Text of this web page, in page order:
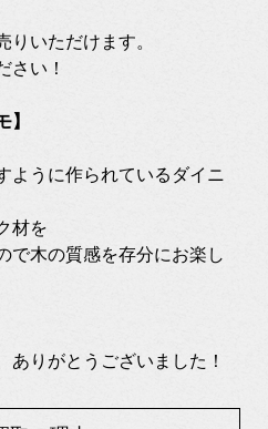
りいただけます。
さい！
】
ように作られているダイニ
材を
で木の質感を存分にお楽し
ありがとうございました！